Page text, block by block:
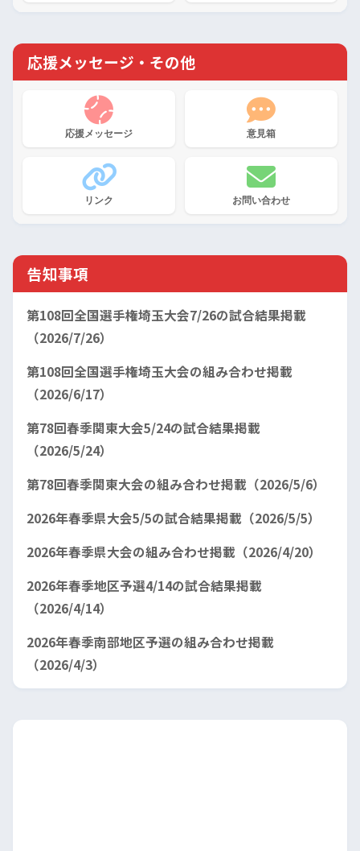
応援メッセージ・その他
応援メッセージ 意見箱
リンク お問い合わせ
告知事項
第108回全国選手権埼玉大会7/26の試合結果掲載
（2026/7/26）
第108回全国選手権埼玉大会の組み合わせ掲載
（2026/6/17）
第78回春季関東大会5/24の試合結果掲載
（2026/5/24）
第78回春季関東大会の組み合わせ掲載（2026/5/6）
2026年春季県大会5/5の試合結果掲載（2026/5/5）
2026年春季県大会の組み合わせ掲載（2026/4/20）
2026年春季地区予選4/14の試合結果掲載
（2026/4/14）
2026年春季南部地区予選の組み合わせ掲載
（2026/4/3）